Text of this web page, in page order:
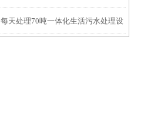
每天处理70吨一体化生活污水处理设